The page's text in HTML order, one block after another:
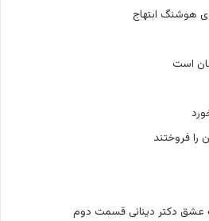
هوشنگ ابتهاج
است
فروختند
دکتر دینانی قسمت دوم